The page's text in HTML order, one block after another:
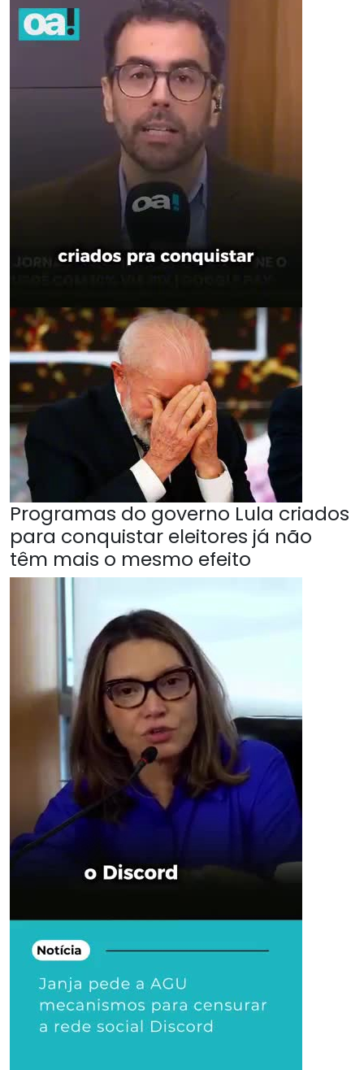
Programas do governo Lula criados
para conquistar eleitores já não
têm mais o mesmo efeito